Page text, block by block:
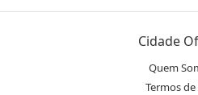
Mais de 1 Mil Vendidos
Oferta
Cidade
Quem
Termos